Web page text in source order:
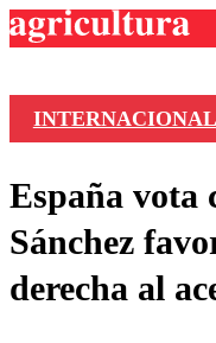
Colo
INTERNACIONAL
España vota
Sánchez
derecha al